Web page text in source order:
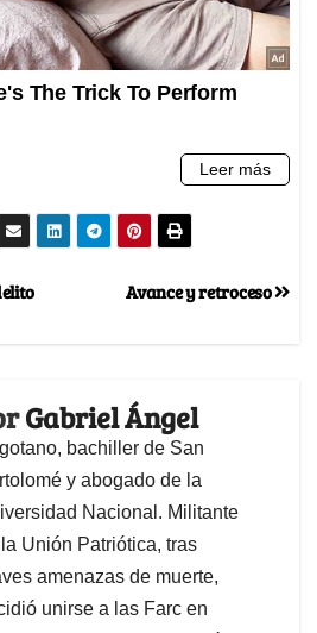
Avance y retroceso
Gabriel Ángel
bachiller de San
y abogado de la
Nacional. Militante
Unión Patriótica, tras
amenazas de muerte,
unirse a las Farc en